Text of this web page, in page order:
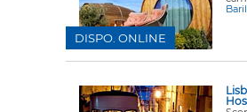
DISPO. ONLINE